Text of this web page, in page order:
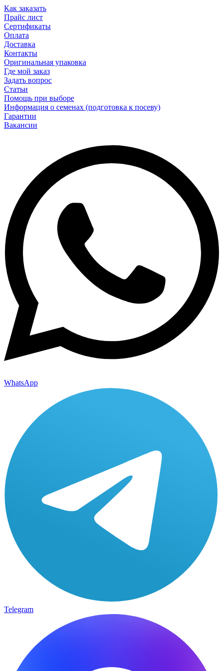
Как заказать
Прайс лист
Сертификаты
Оплата
Доставка
Контакты
Оригинальная упаковка
Где мой заказ
Задать вопрос
Статьи
Помощь при выборе
Информация о семенах (подготовка к посеву)
Гарантии
Вакансии
WhatsApp
Telegram